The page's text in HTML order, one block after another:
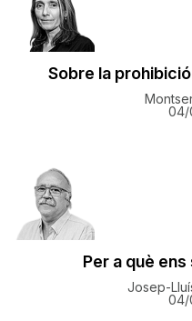
Sobre la
04/
Per a què
Josep-
04/